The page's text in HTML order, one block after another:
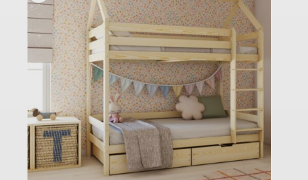
wybrać
na
stronie
produktu